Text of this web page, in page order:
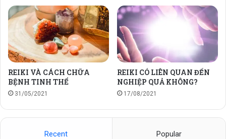
REIKI VÀ CÁCH CHỮA
BỆNH TINH THỂ
31/05/2021
REIKI CÓ LIÊN QUAN ĐẾN
NGHIỆP QUẢ KHÔNG?
17/08/2021
Recent Popular